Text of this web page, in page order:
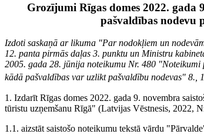
Grozījumi Rīgas domes 2022. gada
pašvaldības nodevu
Izdoti saskaņā ar likuma "Par nodokļiem un
12. panta pirmās daļas 3. punktu un Ministru
2005. gada 28. jūnija noteikumu Nr. 480 "Noteikumi
kādā pašvaldības var uzlikt pašvaldību nodevas" 8.,
1. Izdarīt Rīgas domes 2022. gada 9. novembra
tūristu uzņemšanu Rīgā" (Latvijas Vēstnesis, 2022,
1.1. aizstāt saistošo noteikumu tekstā vārdu